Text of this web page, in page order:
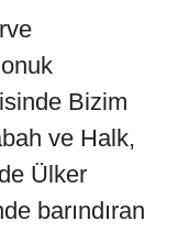
Bizim
ve Halk,
Ülker
barındıran